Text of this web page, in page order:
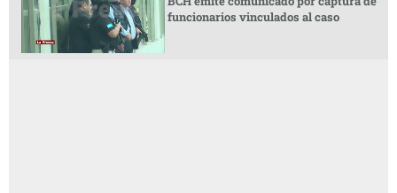
funcionarios vinculados al caso